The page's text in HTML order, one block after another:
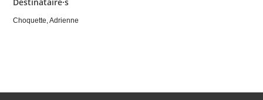
Choquette, Adrienne